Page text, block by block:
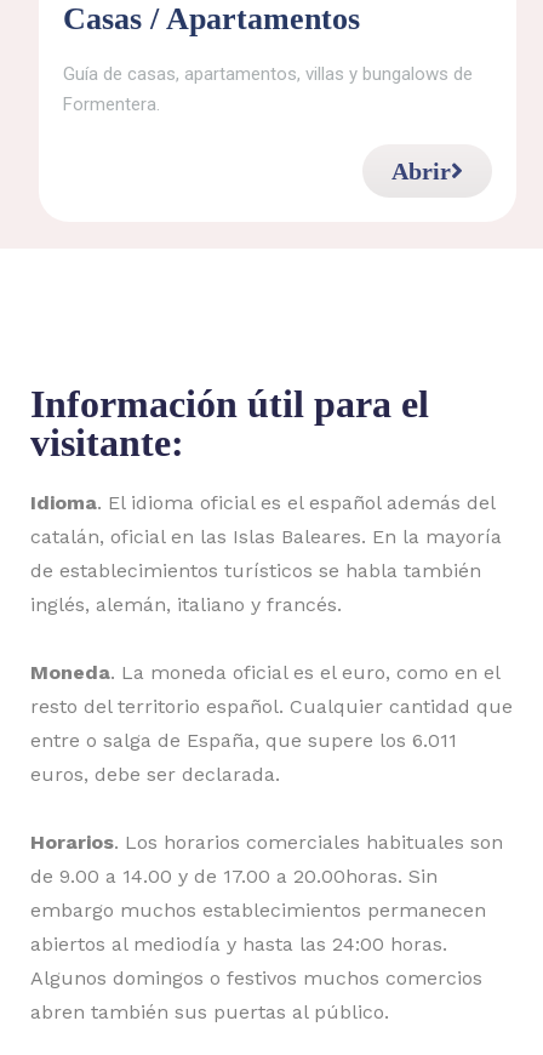
Casas / Apartamentos
Guía de casas, apartamentos, villas y bungalows de
Formentera.
Abrir
Información útil para el
visitante:
Idioma. El idioma oficial es el español además del
catalán, oficial en las Islas Baleares. En la mayoría
de establecimientos turísticos se habla también
inglés, alemán, italiano y francés.
Moneda. La moneda oficial es el euro, como en el
resto del territorio español. Cualquier cantidad que
entre o salga de España, que supere los 6.011
euros, debe ser declarada.
Horarios. Los horarios comerciales habituales son
de 9.00 a 14.00 y de 17.00 a 20.00horas. Sin
embargo muchos establecimientos permanecen
abiertos al mediodía y hasta las 24:00 horas.
Algunos domingos o festivos muchos comercios
abren también sus puertas al público.